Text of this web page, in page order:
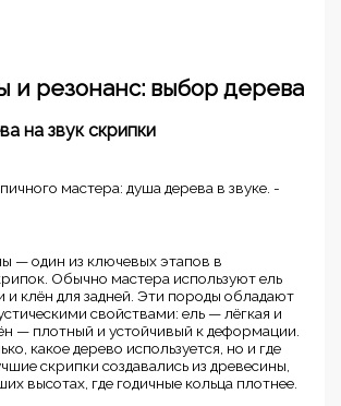
и резонанс: выбор дерева
на звук скрипки
— один из ключевых этапов в
Обычно мастера используют ель
и клён для задней. Эти породы обладают
свойствами: ель — лёгкая и
— плотный и устойчивый к деформации.
какое дерево используется, но и где
скрипки создавались из древесины,
высотах, где годичные кольца плотнее.